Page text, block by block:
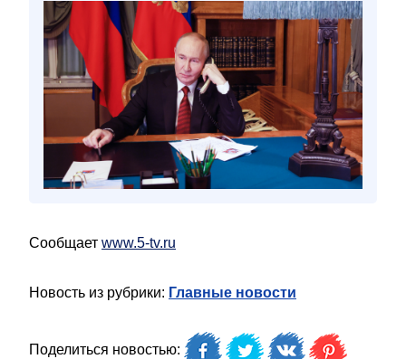
Сообщает www.5-tv.ru
Новость из рубрики: Главные новости
Поделиться новостью: